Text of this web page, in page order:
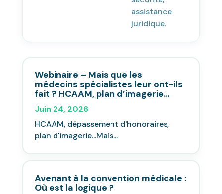
assistance
juridique.
Webinaire – Mais que les
médecins spécialistes leur ont-ils
fait ? HCAAM, plan d’imagerie…
Juin 24, 2026
HCAAM, dépassement d'honoraires,
plan d'imagerie...Mais...
Avenant à la convention médicale :
Où est la logique ?